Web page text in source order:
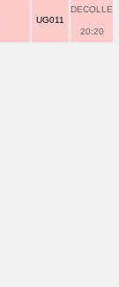
UG011
DECOLLE
20:20